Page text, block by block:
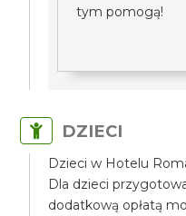
tym pomogą!
DZIECI
Dzieci w Hotelu
Dla dzieci
dodatkową opłatą